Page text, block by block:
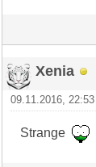
Xenia
09.11.2016, 22:53
Strange